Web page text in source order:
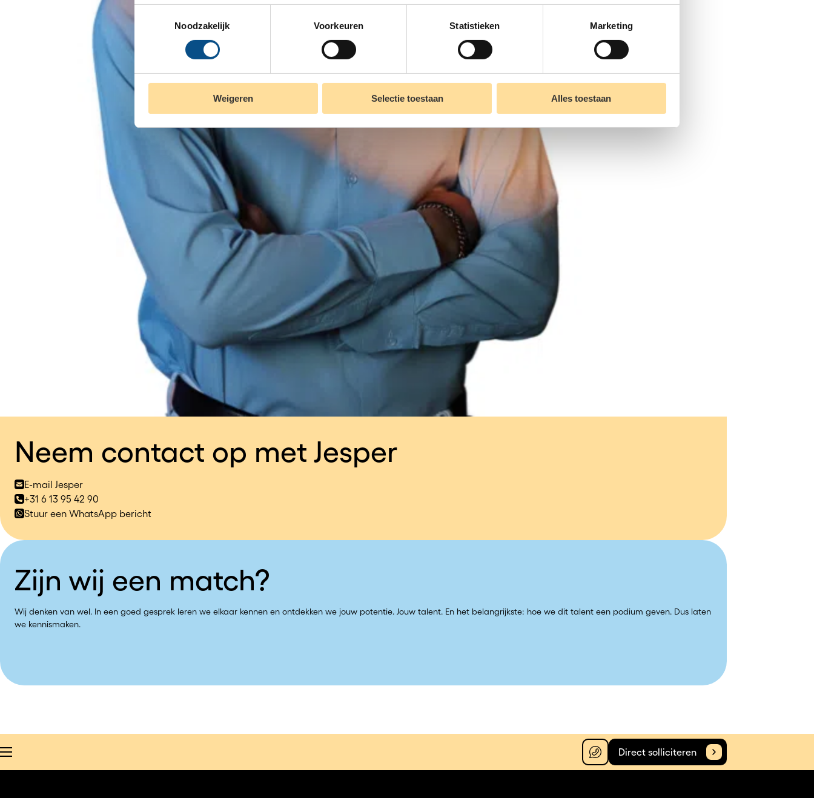
Noodzakelijk
Voorkeuren Statistieken Marketing
Weigeren Selectie toestaan Alles toestaan
Neem contact op met Jesper
E-mail Jesper
+31 6 13 95 42 90
Stuur een WhatsApp bericht
Zijn wij een match?
Wij denken van wel. In een goed gesprek leren we elkaar kennen en ontdekken we jouw potentie. Jouw talent. En het belangrijkste: hoe we dit talent een podium geven. Dus laten
we kennismaken.
Direct solliciteren